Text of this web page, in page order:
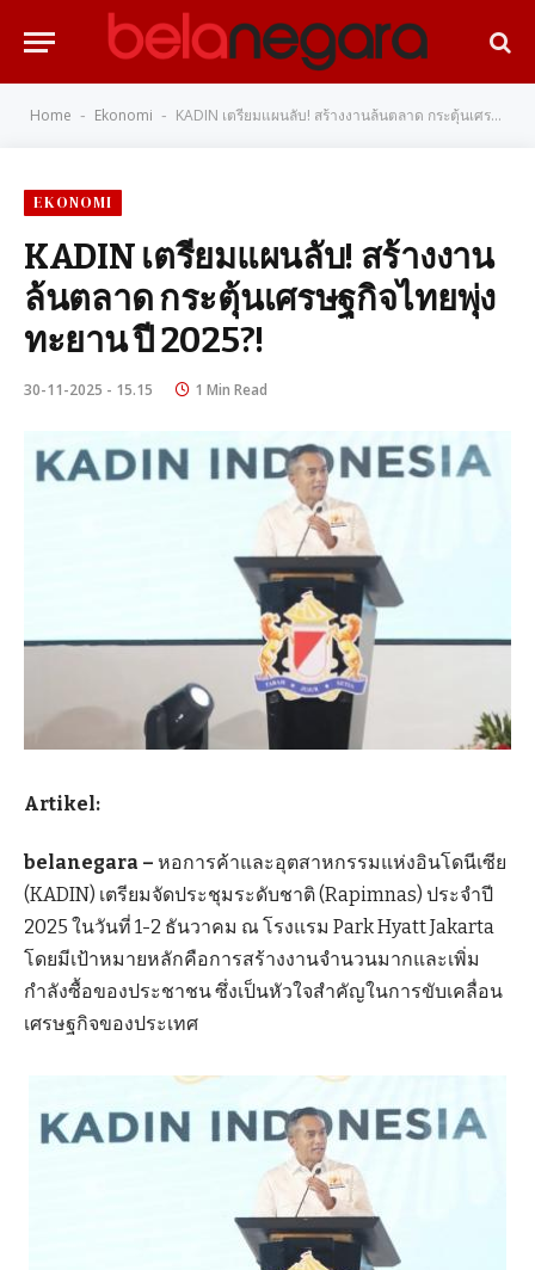
Home - Ekonomi - KADIN เตรียมแผนลับ! สร้างงานล้นตลาด กระตุ้นเศรษฐกิจไทยพุ่งทะยาน ปี 2025?!
EKONOMI
KADIN เตรียมแผนลับ! สร้างงาน
ล้นตลาด กระตุ้นเศรษฐกิจไทยพุ่ง
ทะยาน ปี 2025?!
30-11-2025 - 15.15 1 Min Read
Artikel:
belanegara – หอการค้าและอุตสาหกรรมแห่งอินโดนีเซีย
(KADIN) เตรียมจัดประชุมระดับชาติ (Rapimnas) ประจำปี
2025 ในวันที่ 1-2 ธันวาคม ณ โรงแรม Park Hyatt Jakarta
โดยมีเป้าหมายหลักคือการสร้างงานจำนวนมากและเพิ่ม
กำลังซื้อของประชาชน ซึ่งเป็นหัวใจสำคัญในการขับเคลื่อน
เศรษฐกิจของประเทศ